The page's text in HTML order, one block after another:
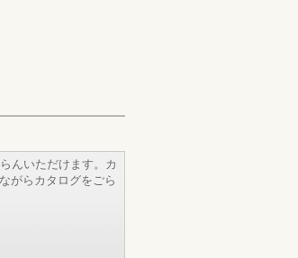
んいただけます。カ
がらカタログをごら